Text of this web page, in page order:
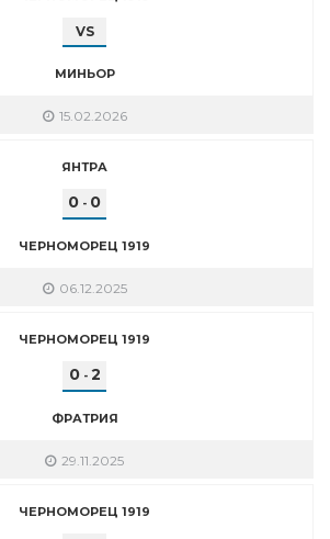
VS
МИНЬОР
15.02.2026
ЯНТРА
0 - 0
ЧЕРНОМОРЕЦ 1919
06.12.2025
ЧЕРНОМОРЕЦ 1919
0- 2
ФРАТРИЯ
29.11.2025
ЧЕРНОМОРЕЦ 1919